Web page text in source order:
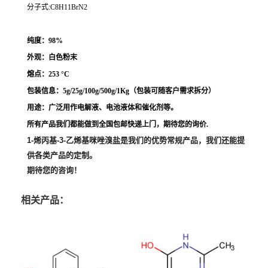
分子式:C8H11BrN2
纯度：98%
外观：白色粉末
熔点： 253 °C
包装信息：5g/25g/100g/500g/1Kg（包装可随客户需求拆分）
用途： 广泛用作电解液、电池液体和催化剂等。
所有产品我们都能做到全国包邮快递上门，期待您的询价.
1-烯丙基-3-乙烯基咪唑溴盐是我们的优势常规产品，我们还能提
供各类产品的定制。
期待您的咨询！
相关产品：